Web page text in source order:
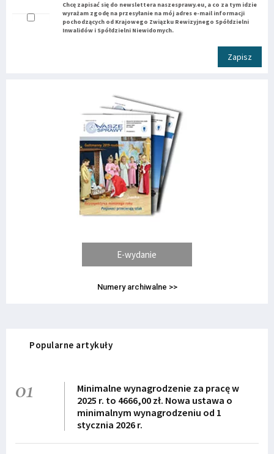
Chcę zapisać się do newslettera naszesprawy.eu, a co za tym idzie
wyrażam zgodę na przesyłanie na mój adres e-mail informacji
pochodzących od Krajowego Związku Rewizyjnego Spółdzielni
Inwalidów i Spółdzielni Niewidomych.
Zapisz
E-wydanie
Numery archiwalne >>
Popularne artykuły
01
Minimalne wynagrodzenie za pracę w
2025 r. to 4666,00 zł. Nowa ustawa o
minimalnym wynagrodzeniu od 1
stycznia 2026 r.